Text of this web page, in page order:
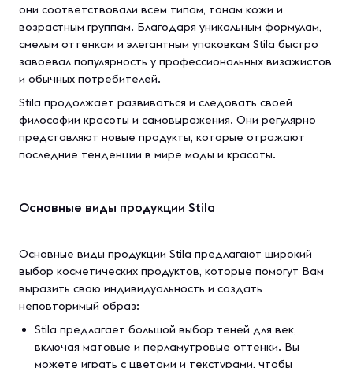
они соответствовали всем типам, тонам кожи и
возрастным группам. Благодаря уникальным формулам,
смелым оттенкам и элегантным упаковкам Stila быстро
завоевал популярность у профессиональных визажистов
и обычных потребителей.
Stila продолжает развиваться и следовать своей
философии красоты и самовыражения. Они регулярно
представляют новые продукты, которые отражают
последние тенденции в мире моды и красоты.
Основные виды продукции Stila
Основные виды продукции Stila предлагают широкий
выбор косметических продуктов, которые помогут Вам
выразить свою индивидуальность и создать
неповторимый образ:
Stila предлагает большой выбор теней для век,
включая матовые и перламутровые оттенки. Вы
можете играть с цветами и текстурами, чтобы